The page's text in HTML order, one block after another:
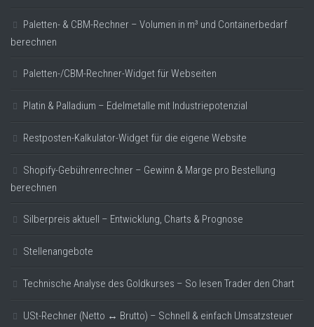
Paletten- & CBM-Rechner – Volumen in m³ und Containerbedarf
berechnen
Paletten-/CBM-Rechner-Widget für Webseiten
Platin & Palladium – Edelmetalle mit Industriepotenzial
Restposten-Kalkulator-Widget für die eigene Website
Shopify-Gebührenrechner – Gewinn & Marge pro Bestellung
berechnen
Silberpreis aktuell – Entwicklung, Charts & Prognose
Stellenangebote
Technische Analyse des Goldkurses – So lesen Trader den Chart
USt-Rechner (Netto ↔ Brutto) – Schnell & einfach Umsatzsteuer